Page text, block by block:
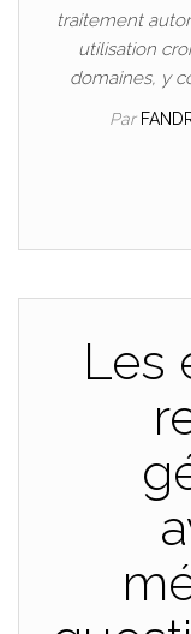
traitement
utilisation
domaines, y
Par
Les